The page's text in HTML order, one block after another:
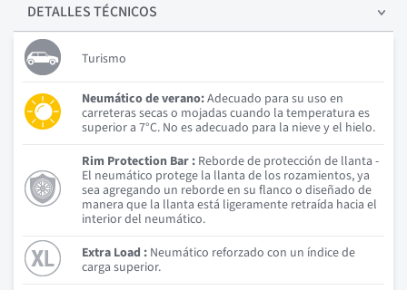
DETALLESTÉCNICOS
Turismo
Neumático de verano:Adecuado para su uso en
carreteras secas o mojadas cuando la temperatura es
superior a 7°C. No es adecuado para la nieve y el hielo.
Rim Protection Bar : Reborde de protección de llanta -
El neumático protege la llanta de los rozamientos, ya
sea agregando un reborde en su flanco o diseñado de
manera que la llanta está ligeramente retraída hacia el
interior del neumático.
Extra Load : Neumático reforzado con un índice de
carga superior.